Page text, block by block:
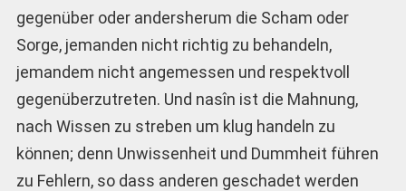
gegenüber oder andersherum die Scham oder
Sorge, jemanden nicht richtig zu behandeln,
jemandem nicht angemessen und respektvoll
gegenüberzutreten. Und nasîn ist die Mahnung,
nach Wissen zu streben um klug handeln zu
können; denn Unwissenheit und Dummheit führen
zu Fehlern, so dass anderen geschadet werden